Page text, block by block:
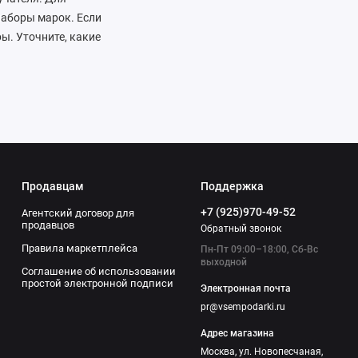
марок. Если
Уточните, какие
альбомы или
Продавцам
Агентский договор для
продавцов
Правила маркетплейса
Соглашение об использовании
простой электронной подписи
Поддержка
+7 (925)970-49-52
Обратный звонок
Пн-Пт 09:00–18:00, Сб-Вс
выходной
Электронная почта
pr@vsempodarki.ru
Адрес магазина
Москва, ул. Новопесчаная,